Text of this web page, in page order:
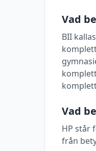
Vad
BII
Vad
HP står
från